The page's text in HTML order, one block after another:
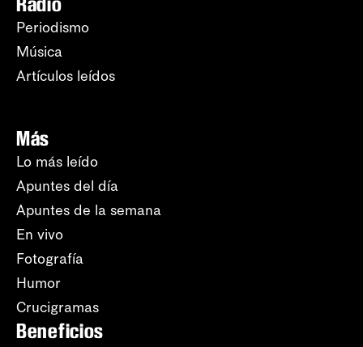
Periodismo
Música
Artículos leídos
Más
Lo más leído
Apuntes del día
Apuntes de la semana
En vivo
Fotografía
Humor
Crucigramas
Beneficios